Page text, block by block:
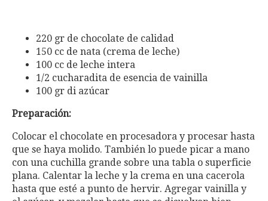
220 gr de chocolate de calidad
150 cc de nata (crema de leche)
100 cc de leche intera
1/2 cucharadita de esencia de vainilla
100 gr di azúcar
Preparación:
Colocar el chocolate en procesadora y procesar hasta
que se haya molido. También lo puede picar a mano
con una cuchilla grande sobre una tabla o superficie
plana. Calentar la leche y la crema en una cacerola
hasta que esté a punto de hervir. Agregar vainilla y